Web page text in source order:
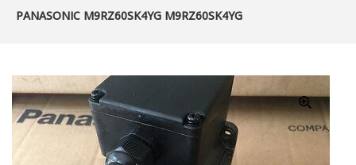
PANASONIC M9RZ60SK4YG M9RZ60SK4YG